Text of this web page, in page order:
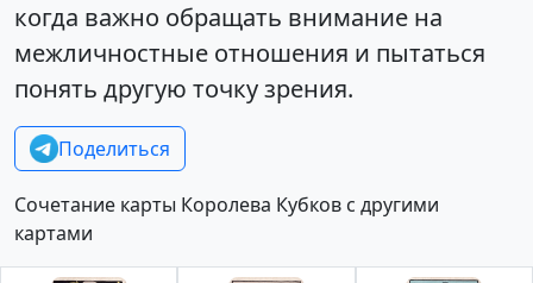
когда важно обращать внимание на
межличностные отношения и пытаться
понять другую точку зрения.
Поделиться
Сочетание карты Королева Кубков с другими
картами